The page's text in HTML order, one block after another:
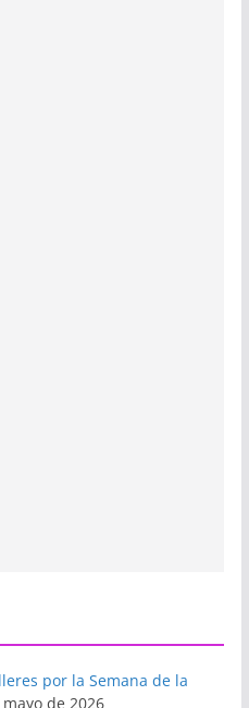
por la Semana de la
de 2026